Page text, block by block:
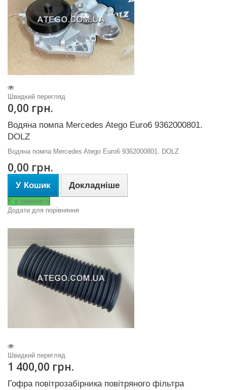
Швидкий перегляд
0,00 грн.
Водяна помпа Mercedes Atego Euro6 9362000801.
DOLZ
Водяна помпа Mercedes Atego Euro6 9362000801. DOLZ
0,00 грн.
У Кошик Докладніше
Є в наявності
Додати для порівняння
Швидкий перегляд
1 400,00 грн.
Гофра повітрозабірника повітряного фільтра